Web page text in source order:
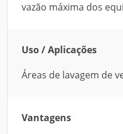
vazão máxima dos
Uso / Aplicações
Áreas de lavagem de
Vantagens